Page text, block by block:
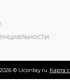
2026 © Ucontay.ru. Карта